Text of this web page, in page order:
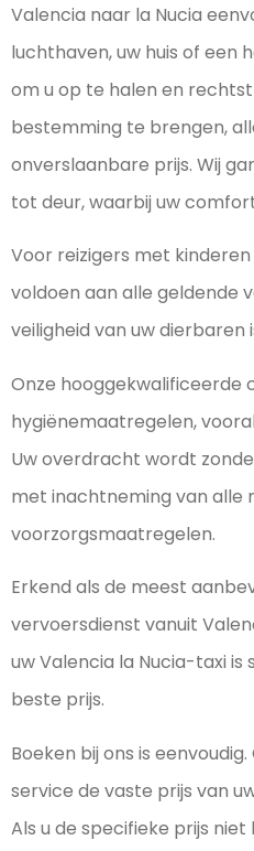
Valencia naar la Nucia
luchthaven, uw huis of een
om u op te halen en
bestemming te brengen,
onverslaanbare prijs. Wij
tot deur, waarbij uw
Voor reizigers met
voldoen aan alle geldende
veiligheid van uw dierbaren
Onze hooggekwalificeerde
hygiënemaatregelen,
Uw overdracht wordt
met inachtneming van alle
voorzorgsmaatregelen.
Erkend als de meest
vervoersdienst vanuit
uw Valencia la Nucia-taxi
beste prijs.
Boeken bij ons is
service de vaste prijs van
Als u de specifieke prijs niet